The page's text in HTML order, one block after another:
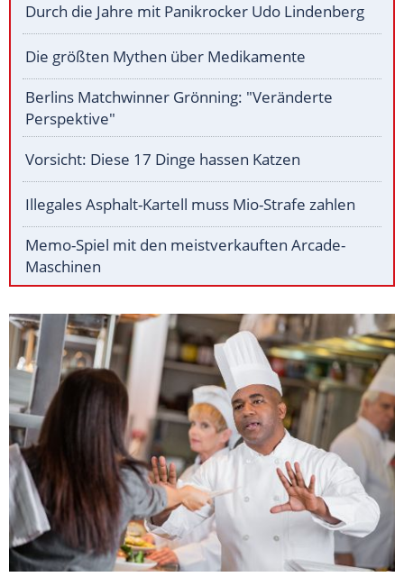
Durch die Jahre mit Panikrocker Udo Lindenberg
Die größten Mythen über Medikamente
Berlins Matchwinner Grönning: "Veränderte
Perspektive"
Vorsicht: Diese 17 Dinge hassen Katzen
Illegales Asphalt-Kartell muss Mio-Strafe zahlen
Memo-Spiel mit den meistverkauften Arcade-
Maschinen